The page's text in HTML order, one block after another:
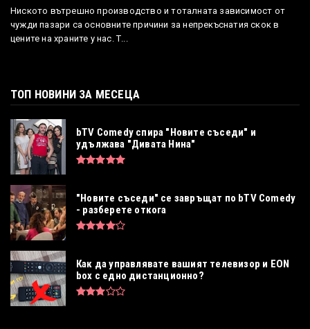
Ниското вътрешно производство и тоталната зависимост от
чужди пазари са основните причини за непрекъснатия скок в
цените на храните у нас. Т...
ТОП НОВИНИ ЗА МЕСЕЦА
bTV Comedy спира "Новите съседи" и
удължава "Дивата Нина"
"Новите съседи" се завръщат по bTV Comedy
- разберете откога
Как да управлявате вашият телевизор и EON
box с едно дистанционно?